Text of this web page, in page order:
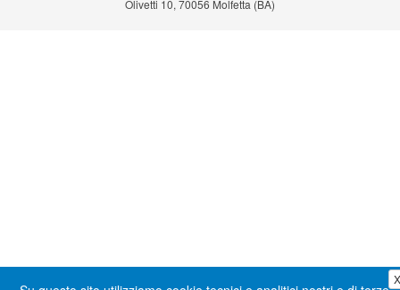
X
Olivetti 10, 70056 Molfetta (BA)